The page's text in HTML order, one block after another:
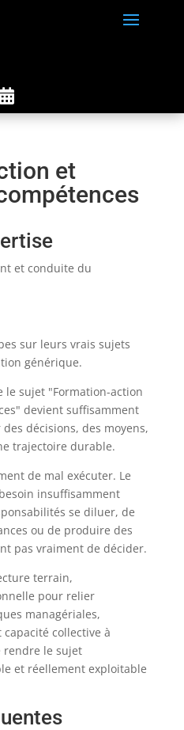

et
et conduite du
sur leurs vrais sujets
générique.
le sujet "Formation-action
devient suffisamment
décisions, des moyens,
trajectoire durable.
de mal exécuter. Le
insuffisamment
se diluer, de
ou de produire des
pas vraiment de décider.
terrain,
pour relier
managériales,
collective à
rendre le sujet
et réellement exploitable